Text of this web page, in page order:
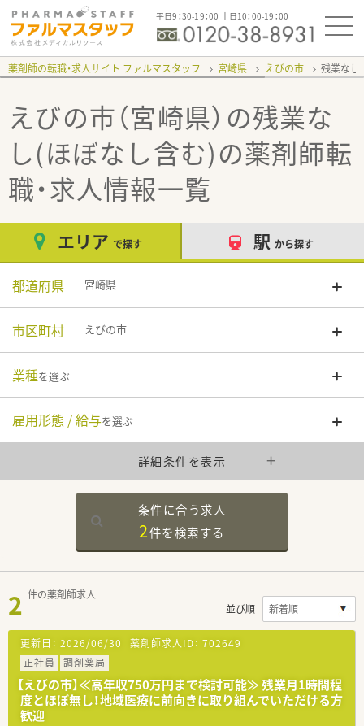
平日9：30-19：00 土日10：00-19：00
薬剤師の転職・求人サイト ファルマスタッフ 宮崎県 えびの市 残業な
えびの市（宮崎県）の残業な
し(ほぼなし含む)の薬剤師転
職・求人情報一覧
エリア で探す 駅 から探す
都道府県 宮崎県
市区町村 えびの市
業種を選ぶ
雇用形態 / 給与を選ぶ
詳細条件を表示
条件に合う求人
2件を検索する
2 件の薬剤師求人
並び順
更新日： 2026/06/30 薬剤師求人ID： 702649
正社員
調剤薬局
【えびの市】≪高年収750万円まで検討可能≫ 残業月1時間程
度とほぼ無し！地域医療に前向きに取り組んでいただける方
歓迎